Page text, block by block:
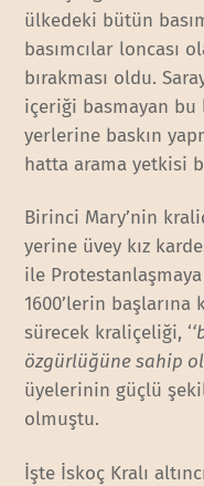
ülkedeki bütün
basımcılar loncası
bırakması oldu.
içeriği basmayan bu
yerlerine baskın
hatta arama yetkisi
Birinci Mary’nin
yerine üvey kız
ile
1600’lerin başlarına
sürecek kraliçeliği, ‘
özgürlüğüne sahip
üyelerinin güçlü
olmuştu.
İşte İskoç Kralı